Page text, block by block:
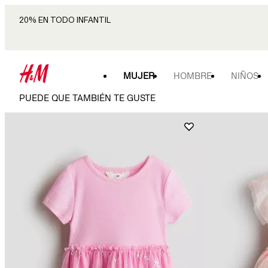
20% EN TODO INFANTIL
MUJER HOMBRE NIÑOS
PUEDE QUE TAMBIÉN TE GUSTE